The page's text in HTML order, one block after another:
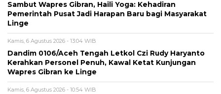
‎Sambut Wapres Gibran, Haili Yoga: Kehadiran
Pemerintah Pusat Jadi Harapan Baru bagi Masyarakat
Linge
Kamis, 6 Agustus 2026 - 13:04 WIB
Dandim 0106/Aceh Tengah Letkol Czi Rudy Haryanto
Kerahkan Personel Penuh, Kawal Ketat Kunjungan
Wapres Gibran ke Linge
Kamis, 6 Agustus 2026 - 10:54 WIB